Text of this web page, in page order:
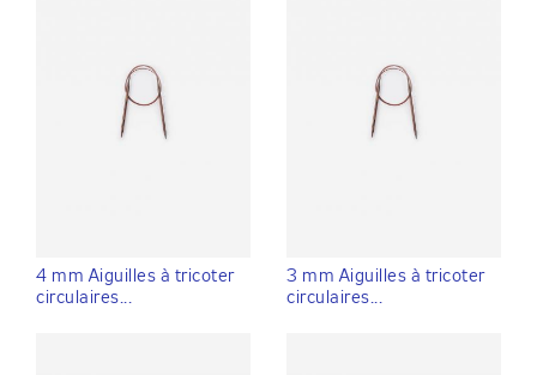
4 mm Aiguilles à tricoter
circulaires...
3 mm Aiguilles à tricoter
circulaires...